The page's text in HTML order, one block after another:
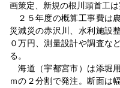
画策定、新規の根川頭首工は
２５年度の概算工事費は
災減災の赤沢川、水利施設
０万円、測量設計や調査な
る。
海道（宇都宮市）は添堀
ｍの２分割で発注。断面は